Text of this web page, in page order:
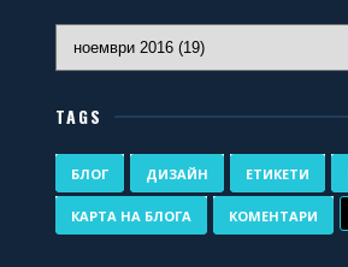
TAGS
БЛОГ ДИЗАЙН ЕТИКЕТИ
КАРТА НА БЛОГА КОМЕНТАРИ